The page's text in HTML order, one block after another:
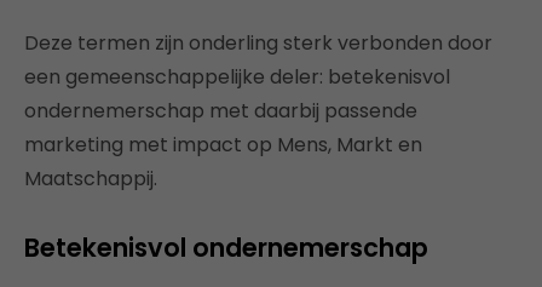
Deze termen zijn onderling sterk verbonden door
een gemeenschappelijke deler: betekenisvol
ondernemerschap met daarbij passende
marketing met impact op Mens, Markt en
Maatschappij.
Betekenisvol ondernemerschap